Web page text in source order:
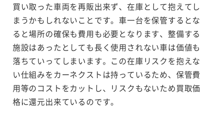
買い取った車両を再販出来ず、在庫として抱えてし
まうかもしれないことです。車一台を保管するとな
ると場所の確保も費用も必要となります、整備する
施設はあったとしても長く使用されない車は価値も
落ちていってしまいます。この在庫リスクを抱えな
い仕組みをカーネクストは持っているため、保管費
用等のコストをカットし、リスクもないため買取価
格に還元出来ているのです。